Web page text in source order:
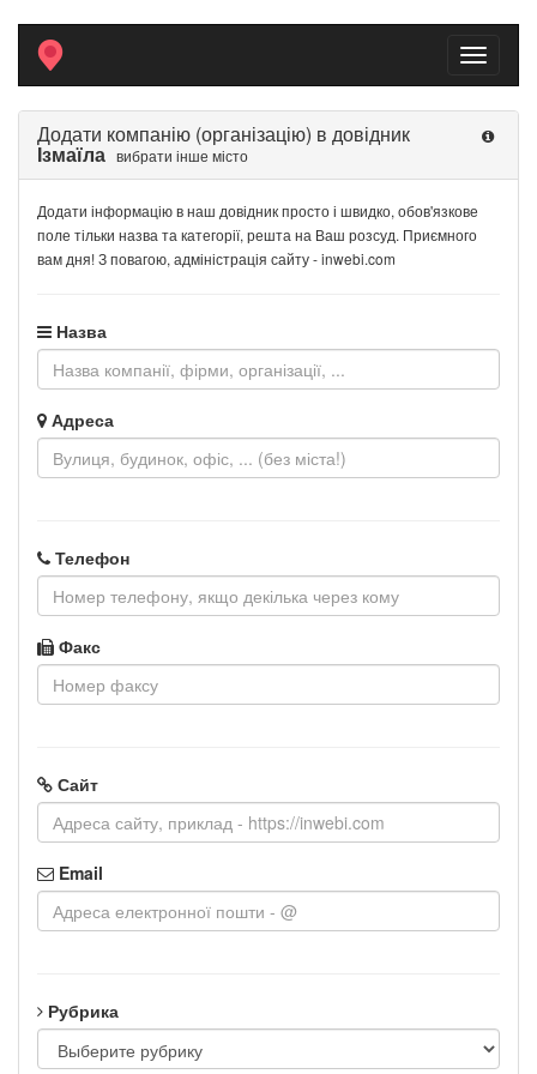
Toggle
Додати компанію (організацію) в довідник
Ізмаїла вибрати інше місто
Додати інформацію в наш довідник просто і швидко, обов'язкове
поле тільки назва та категорії, решта на Ваш розсуд. Приємного
вам дня! З повагою, адміністрація сайту - inwebi.com
Назва
Адреса
Телефон
Факс
Сайт
Email
Рубрика